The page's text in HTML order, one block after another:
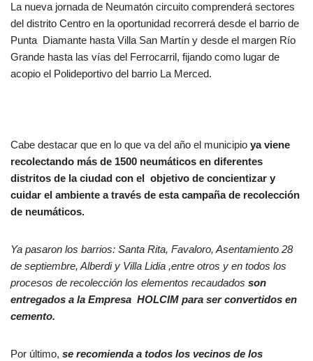
La nueva jornada de Neumatón circuito comprenderá sectores
del distrito Centro en la oportunidad recorrerá desde el barrio de
Punta Diamante hasta Villa San Martín y desde el margen Río
Grande hasta las vías del Ferrocarril, fijando como lugar de
acopio el Polideportivo del barrio La Merced.
Cabe destacar que en lo que va del año el municipio ya viene
recolectando más de 1500 neumáticos en diferentes
distritos de la ciudad con el objetivo de concientizar y
cuidar el ambiente a través de esta campaña de recolección
de neumáticos.
Ya pasaron los barrios: Santa Rita, Favaloro, Asentamiento 28
de septiembre, Alberdi y Villa Lidia ,entre otros y en todos los
procesos de recolección los elementos recaudados son
entregados a la Empresa HOLCIM para ser convertidos en
cemento.
Por último, se recomienda a todos los vecinos de los